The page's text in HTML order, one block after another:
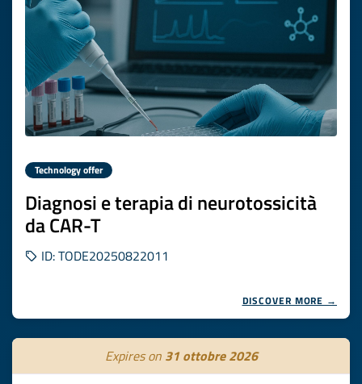
Technology offer
Diagnosi e terapia di neurotossicità
da CAR-T
ID: TODE20250822011
DISCOVER MORE →
Expires on 31 ottobre 2026